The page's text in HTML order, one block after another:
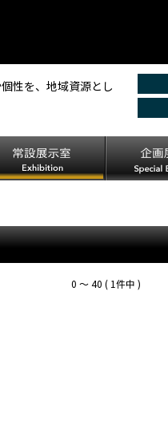
性を、地域資源とし
0 〜 40 ( 1件中 )